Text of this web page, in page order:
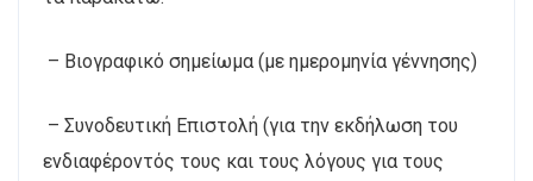
– Βιογραφικό σημείωμα (με ημερομηνία γέννησης)
– Συνοδευτική Επιστολή (για την εκδήλωση του
ενδιαφέροντός τους και τους λόγους για τους